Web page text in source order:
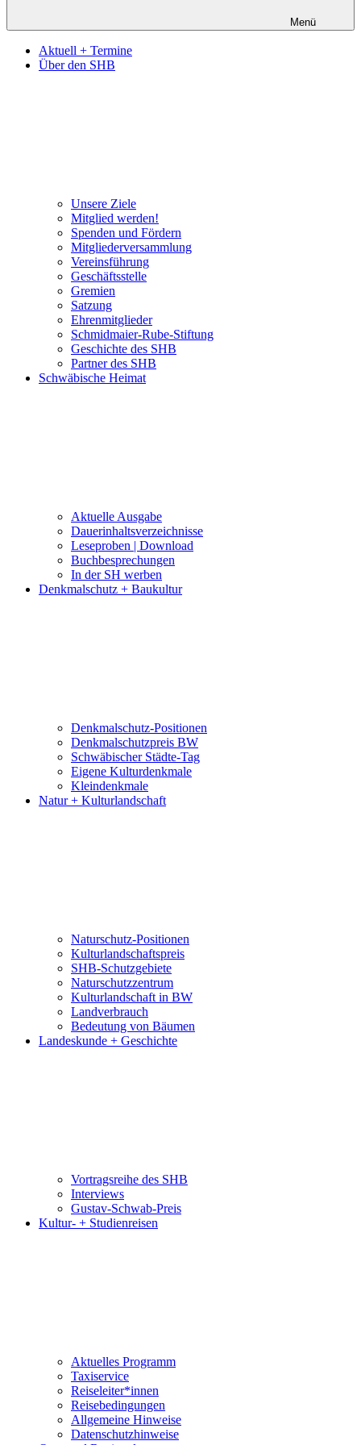
Menü
Aktuell + Termine
Über den SHB
Unsere Ziele
Mitglied werden!
Spenden und Fördern
Mitgliederversammlung
Vereinsführung
Geschäftsstelle
Gremien
Satzung
Ehrenmitglieder
Schmidmaier-Rube-Stiftung
Geschichte des SHB
Partner des SHB
Schwäbische Heimat
Aktuelle Ausgabe
Dauerinhaltsverzeichnisse
Leseproben | Download
Buchbesprechungen
In der SH werben
Denkmalschutz + Baukultur
Denkmalschutz-Positionen
Denkmalschutzpreis BW
Schwäbischer Städte-Tag
Eigene Kulturdenkmale
Kleindenkmale
Natur + Kulturlandschaft
Naturschutz-Positionen
Kulturlandschaftspreis
SHB-Schutzgebiete
Naturschutzzentrum
Kulturlandschaft in BW
Landverbrauch
Bedeutung von Bäumen
Landeskunde + Geschichte
Vortragsreihe des SHB
Interviews
Gustav-Schwab-Preis
Kultur- + Studienreisen
Aktuelles Programm
Taxiservice
Reiseleiter*innen
Reisebedingungen
Allgemeine Hinweise
Datenschutzhinweise